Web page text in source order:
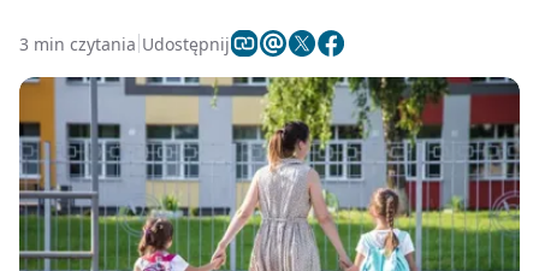
3 min czytania Udostępnij